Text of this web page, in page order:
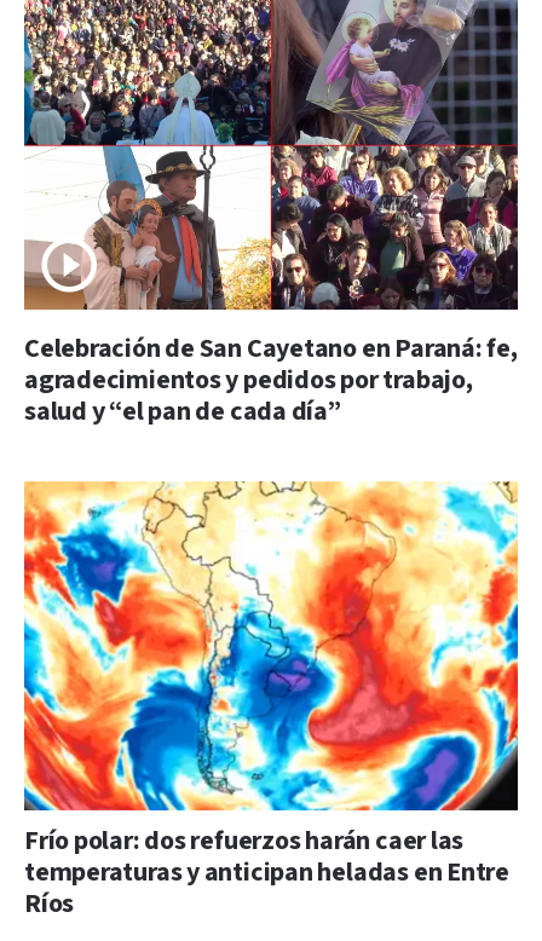
Celebración de San Cayetano en Paraná: fe,
agradecimientos y pedidos por trabajo,
salud y “el pan de cada día”
Frío polar: dos refuerzos harán caer las
temperaturas y anticipan heladas en Entre
Ríos